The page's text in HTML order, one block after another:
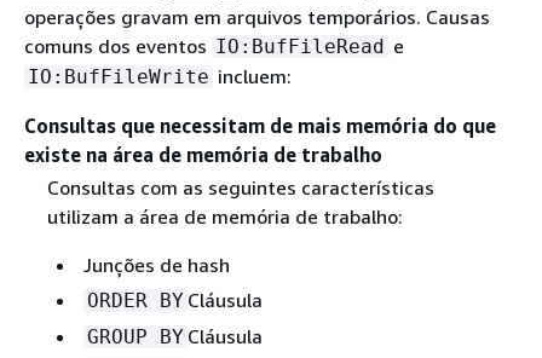
operações gravam em arquivos temporários. Causas
comuns dos eventos IO:BufFileRead e
IO:BufFileWrite incluem:
Consultas que necessitam de mais memória do que
existe na área de memória de trabalho
Consultas com as seguintes características
utilizam a área de memória de trabalho:
Junções de hash
ORDER BY Cláusula
GROUP BY Cláusula